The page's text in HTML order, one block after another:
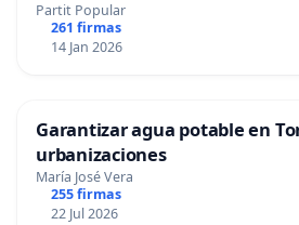
Partit Popular
261 firmas
14 Jan 2026
Garantizar agua potable en
urbanizaciones
María José Vera
255 firmas
22 Jul 2026